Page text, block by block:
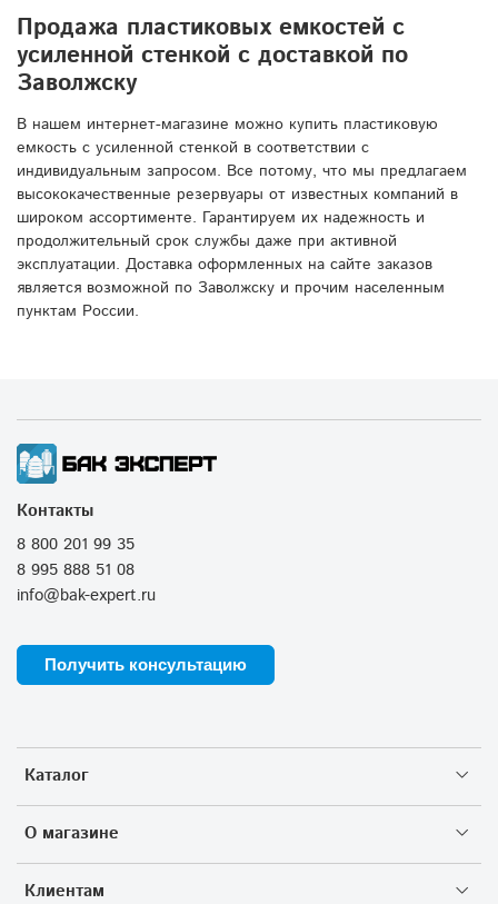
Продажа пластиковых емкостей с
усиленной стенкой с доставкой по
Заволжску
В нашем интернет-магазине можно купить пластиковую
емкость с усиленной стенкой в соответствии с
индивидуальным запросом. Все потому, что мы предлагаем
высококачественные резервуары от известных компаний в
широком ассортименте. Гарантируем их надежность и
продолжительный срок службы даже при активной
эксплуатации. Доставка оформленных на сайте заказов
является возможной по Заволжску и прочим населенным
пунктам России.
Каталог
О магазине
Клиентам
Контакты
8 800 201 99 35
8 995 888 51 08
info@bak-expert.ru
Получить консультацию